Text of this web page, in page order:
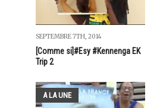
SEPTEMBRE 7TH, 2014
[Comme si]#Esy #Kennenga EK
Trip 2
A LA UNE